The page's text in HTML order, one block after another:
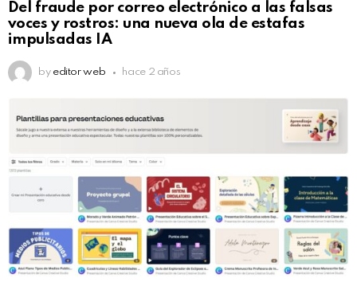
Del fraude por correo electrónico a las falsas
voces y rostros: una nueva ola de estafas
impulsadas IA
by editor web hace 2 años